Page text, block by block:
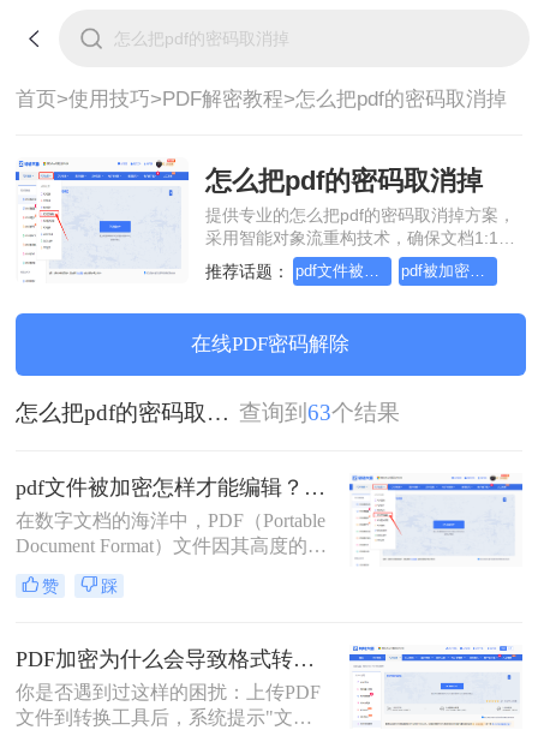
首页>使用技巧>PDF解密教程>怎么把pdf的密码取消掉
怎么把pdf的密码取消掉
提供专业的怎么把pdf的密码取消掉方案，
采用智能对象流重构技术，确保文档1:1高
保真还原且排版不乱码。支持一键批量处
理，全链路 SSL 加密保障隐私安全。助您
装，高效办公。
推荐话题： pdf文件被加密,怎样才能编辑 pdf被加密无法编辑怎么解除
在线PDF密码解除
怎么把pdf的密码取消掉 查询到 63个结果
pdf文件被加密怎样才能编辑？这几种操作方法十分简单!！
在数字文档的海洋中，PDF（Portable
Document Format）文件因其高度的可
移植性和良好的排版保持性而备受青
睐。然而，当这些PDF文件被加密以
挑战。本文将深入探讨pdf文件被加密
怎样才能编辑，为您提供实用的解决
方案。
赞 踩
PDF加密为什么会导致格式转换失败？3分钟看懂原因与解决方案！
你是否遇到过这样的困扰：上传PDF
文件到转换工具后，系统提示"文件